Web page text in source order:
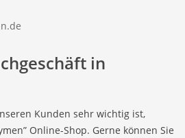
in
Kunden sehr wichtig ist,
Online-Shop. Gerne können Sie